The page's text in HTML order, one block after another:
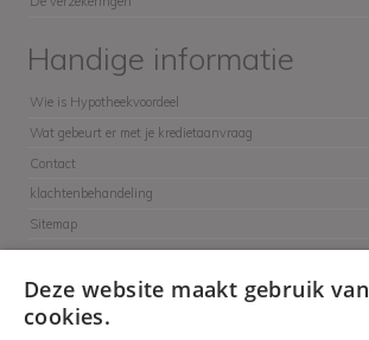
Handige informatie
Wie is Hypotheekvoordeel
Wat gebeurt er met je kredietaanvraag
Contact
klachtenbehandeling
Sitemap
Deze website maakt gebruik van
cookies.